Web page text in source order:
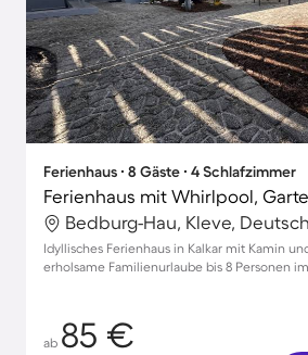
Ferienhaus ∙ 8 Gäste ∙ 4 Schlafzimmer
Bedburg-Hau, Kleve,
Idyllisches Ferienhaus in Kalkar mit Kamin
erholsame Familienurlaube bis 8 Personen
ab 85 €